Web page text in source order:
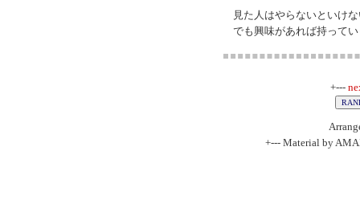
見た人はやらないといけ
でも興味があれば持って
+---
+--- Material by